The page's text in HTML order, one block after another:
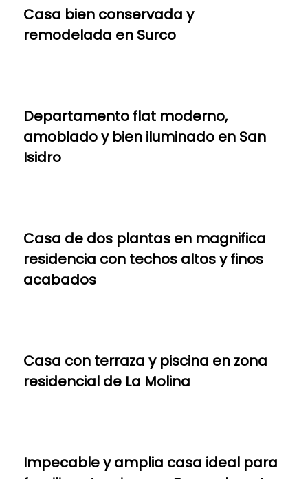
Casa bien conservada y
remodelada en Surco
Departamento flat moderno,
amoblado y bien iluminado en San
Isidro
Casa de dos plantas en magnifica
residencia con techos altos y finos
acabados
Casa con terraza y piscina en zona
residencial de La Molina
Impecable y amplia casa ideal para